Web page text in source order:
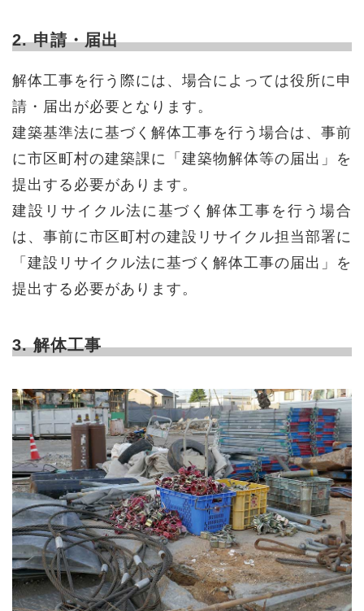
2. 申請・届出
解体工事を行う際には、場合によっては役所に申
請・届出が必要となります。
建築基準法に基づく解体工事を行う場合は、事前
に市区町村の建築課に「建築物解体等の届出」を
提出する必要があります。
建設リサイクル法に基づく解体工事を行う場合
は、事前に市区町村の建設リサイクル担当部署に
「建設リサイクル法に基づく解体工事の届出」を
提出する必要があります。
3. 解体工事